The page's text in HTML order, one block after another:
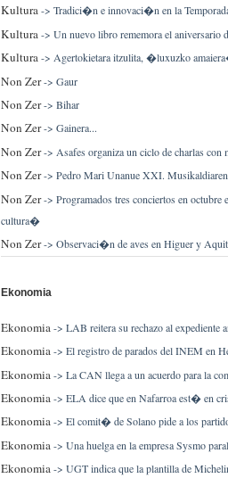
Kultura-> Tradici�n e innovaci�n en la
Kultura-> Un nuevo libro rememora el aniversario
Kultura-> Agertokietara itzulita, �luxuzko
Non Zer-> Gaur
Non Zer-> Bihar
Non Zer-> Gainera...
Non Zer-> Asafes organiza un ciclo de charlas
Non Zer-> Pedro Mari Unanue XXI.
Non Zer-> Programados tres conciertos en
cultura�
Non Zer-> Observaci�n de aves en Higuer y
Ekonomia
Ekonomia-> LAB reitera su rechazo al expediente
Ekonomia-> El registro de parados del INEM en
Ekonomia -> La CAN llega a un acuerdo para la
Ekonomia-> ELA dice que en Nafarroa est� en
Ekonomia-> El comit� de Solano pide a los
Ekonomia-> Una huelga en la empresa Sysmo
Ekonomia-> UGT indica que la plantilla de